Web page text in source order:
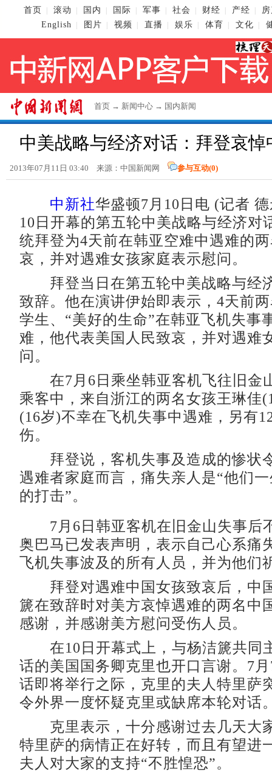
首页 滚动 国内 国际 军事 社会 财经 产经
English
图片 视频 直播 娱乐 体育 文化
首页 → 新闻中心 → 国内新闻
中美战略与经济对话：拜登哀
2013年07月11日 03:40 来源： 中国新闻网 参与互动(0)
中新社华盛顿7月10日电 (记者
10日开幕的第五轮中美战略与经济对
统拜登为4天前在韩亚空难中遇难的
哀，并对遇难女孩家庭表示慰问。
拜登当日在第五轮中美战略与经
致辞。他在演讲伊始即表示，4天前
学生、“美好的生命”在韩亚飞机失事
难，他代表美国人民致哀，并对遇难
问。
在7月6日乘坐韩亚客机飞往旧金
乘客中，来自浙江的两名女孩王琳佳
(16岁)不幸在飞机失事中遇难，另有
伤。
拜登说，客机失事及造成的惨状
遇难者家庭而言，痛失亲人是“他们
的打击”。
7月6日韩亚客机在旧金山失事后
奥巴马已发表声明，表示自己心系痛
飞机失事波及的所有人员，并为他们
拜登对遇难中国女孩致哀后，中
篪在致辞时对美方哀悼遇难的两名中
感谢，并感谢美方慰问受伤人员。
在10日开幕式上，与杨洁篪共同
话的美国国务卿克里也开口言谢。7
话即将举行之际，克里的夫人特里萨
令外界一度怀疑克里或缺席本轮对话
克里表示，十分感谢过去几天大
特里萨的病情正在好转，而且有望进
夫人对大家的支持“不胜惶恐”。